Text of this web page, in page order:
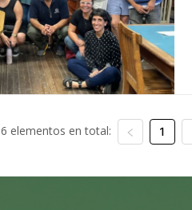
6 elementos en total: 1